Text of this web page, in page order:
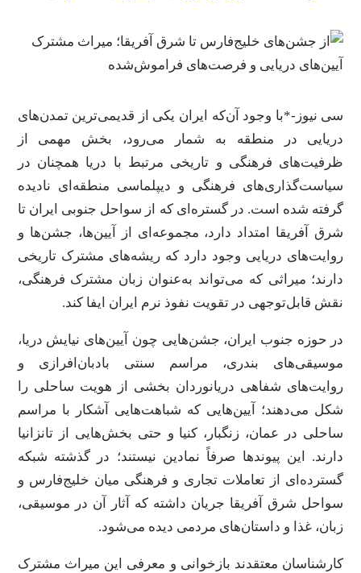
سی نیوز-*با وجود آن‌که ایران یکی از قدیمی‌ترین تمدن‌های
دریایی در منطقه به شمار می‌رود، بخش مهمی از
ظرفیت‌های فرهنگی و تاریخی مرتبط با دریا همچنان در
سیاست‌گذاری‌های فرهنگی و دیپلماسی منطقه‌ای نادیده
گرفته شده است. در گستره‌ای که از سواحل جنوبی ایران تا
شرق آفریقا امتداد دارد، مجموعه‌ای از آیین‌ها، جشن‌ها و
روایت‌های دریایی وجود دارد که ریشه‌های مشترک تاریخی
دارند؛ میراثی که می‌تواند به‌عنوان زبان مشترک فرهنگی،
نقش قابل‌توجهی در تقویت نفوذ نرم ایران ایفا کند.
در حوزه جنوب ایران، جشن‌هایی چون آیین‌های نیایش دریا،
موسیقی‌های بندری، مراسم سنتی بادبان‌افرازی و
روایت‌های شفاهی دریانوردان بخشی از هویت ساحلی را
شکل می‌دهند؛ آیین‌هایی که شباهت‌هایی آشکار با مراسم
ساحلی در عمان، زنگبار، کنیا و حتی بخش‌هایی از تانزانیا
دارند. این پیوندها صرفاً نمادین نیستند؛ در گذشته شبکه
گسترده‌ای از تعاملات تجاری و فرهنگی میان خلیج‌فارس و
سواحل شرق آفریقا جریان داشته که آثار آن در موسیقی،
زبان، غذا و داستان‌های مردمی دیده می‌شود.
کارشناسان معتقدند بازخوانی و معرفی این میراث مشترک